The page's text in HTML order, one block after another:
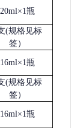
20ml×1瓶
(规格见标
签）
16ml×1瓶
(规格见标
签）
16ml×1瓶